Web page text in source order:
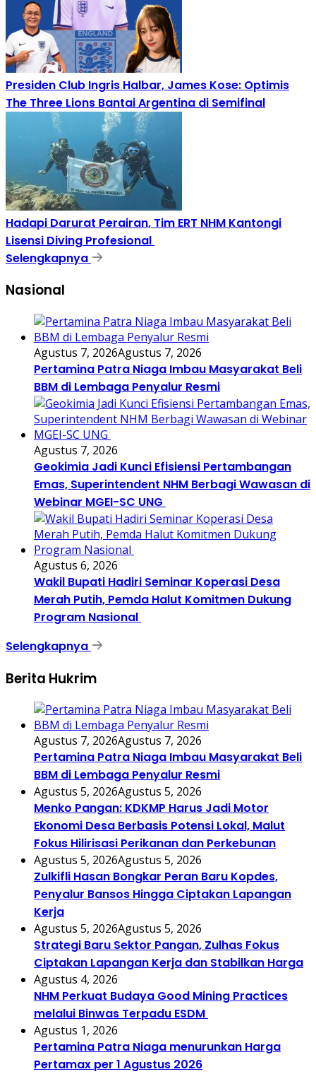
Presiden Club Ingris Halbar, James Kose: Optimis
The Three Lions Bantai Argentina di Semifinal
Hadapi Darurat Perairan, Tim ERT NHM Kantongi
Lisensi Diving Profesional
Selengkapnya
Nasional
Agustus 7, 2026Agustus 7, 2026
Pertamina Patra Niaga Imbau Masyarakat Beli
BBM di Lembaga Penyalur Resmi
Agustus 7, 2026
Geokimia Jadi Kunci Efisiensi Pertambangan
Emas, Superintendent NHM Berbagi Wawasan di
Webinar MGEI-SC UNG
Agustus 6, 2026
Wakil Bupati Hadiri Seminar Koperasi Desa
Merah Putih, Pemda Halut Komitmen Dukung
Program Nasional
Selengkapnya
Berita Hukrim
Agustus 7, 2026Agustus 7, 2026
Pertamina Patra Niaga Imbau Masyarakat Beli
BBM di Lembaga Penyalur Resmi
Agustus 5, 2026Agustus 5, 2026
Menko Pangan: KDKMP Harus Jadi Motor
Ekonomi Desa Berbasis Potensi Lokal, Malut
Fokus Hilirisasi Perikanan dan Perkebunan
Agustus 5, 2026Agustus 5, 2026
Zulkifli Hasan Bongkar Peran Baru Kopdes,
Penyalur Bansos Hingga Ciptakan Lapangan
Kerja
Agustus 5, 2026Agustus 5, 2026
Strategi Baru Sektor Pangan, Zulhas Fokus
Ciptakan Lapangan Kerja dan Stabilkan Harga
Agustus 4, 2026
NHM Perkuat Budaya Good Mining Practices
melalui Binwas Terpadu ESDM
Agustus 1, 2026
Pertamina Patra Niaga menurunkan Harga
Pertamax per 1 Agustus 2026